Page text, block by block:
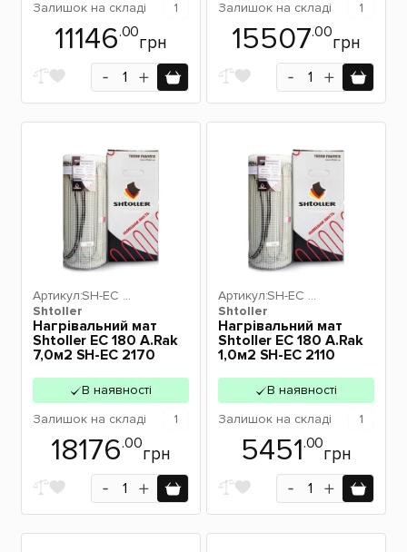
Залишок на складі 1
11146.00
грн
Залишок на складі 1
15507.00
грн
Shtoller
Артикул:SH-EC 2
Нагрівальний мат
Shtoller EC 180 A.Rak
7,0м2 SH-EC 2170
В наявності
Залишок на складі 1
18176.00
грн
Shtoller
Артикул:SH-EC 2
Нагрівальний мат
Shtoller EC 180 A.Rak
1,0м2 SH-EC 2110
В наявності
Залишок на складі 1
5451.00
грн